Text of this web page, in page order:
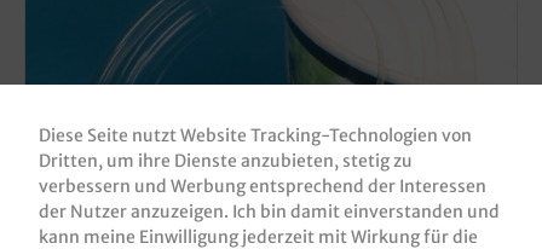
Diese Seite nutzt Website Tracking-Technologien von
Dritten, um ihre Dienste anzubieten, stetig zu
verbessern und Werbung entsprechend der Interessen
der Nutzer anzuzeigen. Ich bin damit einverstanden und
kann meine Einwilligung jederzeit mit Wirkung für die